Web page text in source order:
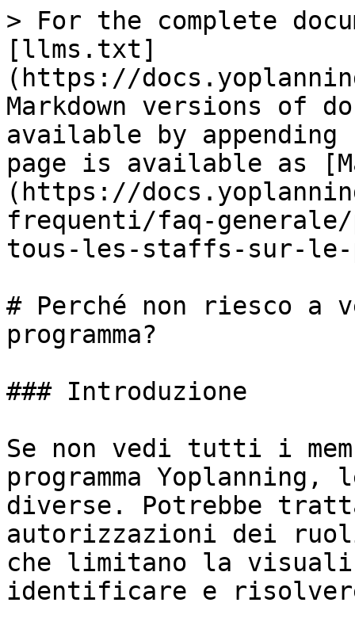
> For the complete
[llms.txt]
(https://
Markdown versions of
available by
page is available as
(https://
frequenti/faq-
tous-les-staffs-sur-le-
# Perché non riesco
programma?
### Introduzione
Se non vedi tutti i
programma
diverse. Potrebbe
autorizzazioni dei
che limitano la
identificare e